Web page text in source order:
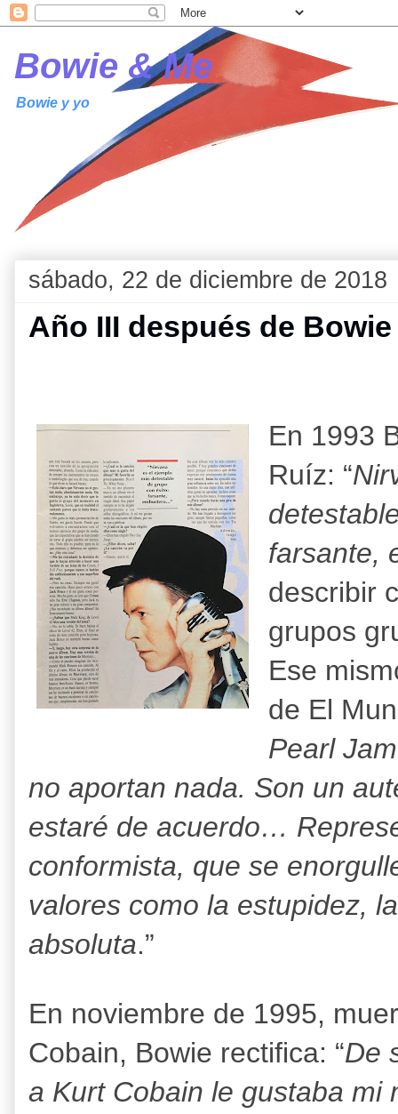
Bowie & Me
Bowie y yo
sábado, 22 de diciembre de 2018
Año III después de Bowie
En 1993
Ruíz: “
farsante,
describir
grupos
Ese
de El
Pearl
no aportan nada. Son un
estaré de acuerdo…
conformista, que se
valores como la estupidez,
absoluta.”
En noviembre de 1995,
Cobain, Bowie rectifica: “De
a Kurt Cobain le gustaba mi